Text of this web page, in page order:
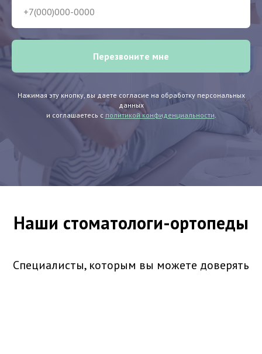
Перезвоните мне
Нажимая эту кнопку, вы даете согласие на обработку персональных
данных
и соглашаетесь с политикой конфиденциальности
Наши стоматологи-ортопеды
Специалисты, которым вы можете доверять